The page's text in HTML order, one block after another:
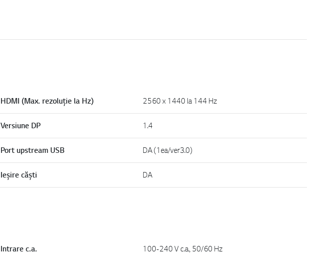
HDMI (Max. rezoluție la Hz) 2560 x 1440 la 144 Hz
Versiune DP 1.4
Port upstream USB DA (1ea/ver3.0)
Ieșire căști DA
Intrare c.a. 100-240 V c.a., 50/60 Hz